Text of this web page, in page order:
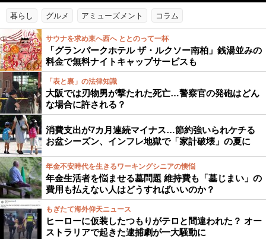
暮らし グルメ アミューズメント コラム
サウナを求め東へ西へ ととのって一杯
「グランパークホテル ザ・ルクソー南柏」銭湯並みの
料金で無料ナイトキャップサービスも
「表と裏」の法律知識
大阪では刃物男が撃たれた死亡…警察官の発砲はどん
な場合に許される？
消費支出が7カ月連続マイナス…節約強いられケチる
お盆シーズン、インフレ地獄で「家計破壊」の夏に
年金不安時代を生きるワーキングシニアの懊悩
年金生活者を悩ませる墓問題 維持費も「墓じまい」の
費用も払えない人はどうすればいいのか？
もぎたて海外仰天ニュース
ヒーローに仮装したつもりがテロと間違われた？ オー
ストラリアで起きた逮捕劇が一大騒動に